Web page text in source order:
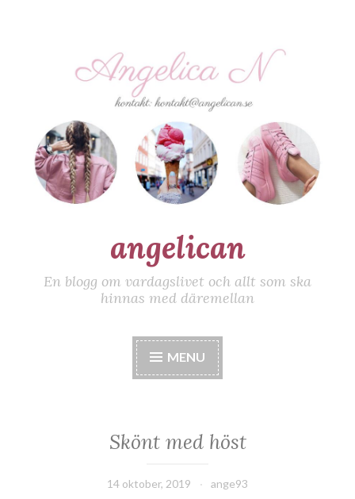
angelican
En blogg om vardagslivet och allt som ska
hinnas med däremellan
MENU
Skönt med höst
14 oktober, 2019 ange93